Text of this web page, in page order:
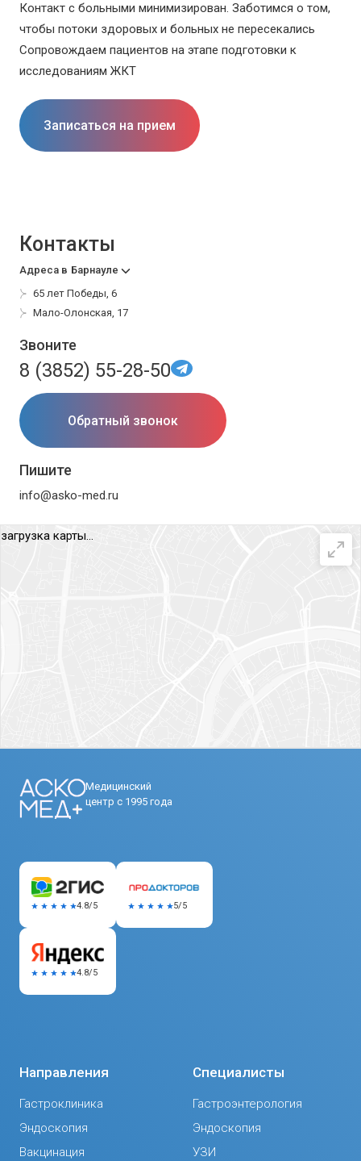
Контакт с больными минимизирован. Заботимся о том,
чтобы потоки здоровых и больных не пересекались
Сопровождаем пациентов на этапе подготовки к
исследованиям ЖКТ
Записаться на прием
Контакты
Адреса в Барнауле
65 лет Победы, 6
Мало-Олонская, 17
Звоните
8 (3852) 55-28-50
Обратный звонок
Пишите
info@asko-med.ru
загрузка карты...
Медицинский
центр с 1995 года
Направления
Гастроклиника
Эндоскопия
Вакцинация
Специалисты
Гастроэнтерология
Эндоскопия
УЗИ
4.8/5 5/5
4.8/5